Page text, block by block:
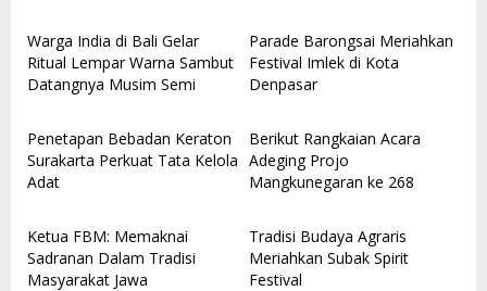
Warga India di Bali Gelar
Ritual Lempar Warna Sambut
Datangnya Musim Semi
Parade Barongsai Meriahkan
Festival Imlek di Kota
Denpasar
Penetapan Bebadan Keraton
Surakarta Perkuat Tata Kelola
Adat
Berikut Rangkaian Acara
Adeging Projo
Mangkunegaran ke 268
Ketua FBM: Memaknai
Sadranan Dalam Tradisi
Masyarakat Jawa
Tradisi Budaya Agraris
Meriahkan Subak Spirit
Festival